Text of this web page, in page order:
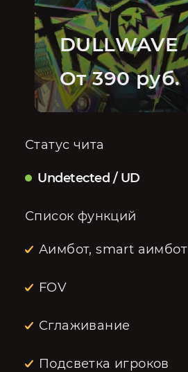
DULLWAVE
От 390 руб.
Статус чита
Undetected / UD
Список функций
Аимбот, smart аимбот
FOV
Сглаживание
Подсветка игроков